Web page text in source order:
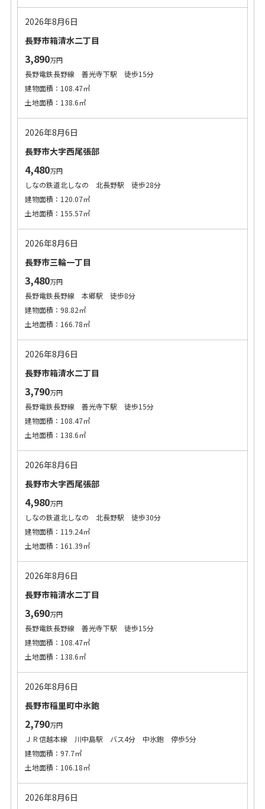
2026年8月6日
長野市箱清水二丁目
3,890万円
長野電鉄長野線 善光寺下駅 徒歩15分
建物面積：108.47㎡
土地面積：138.6㎡
2026年8月6日
長野市大字西尾張部
4,480万円
しなの鉄道北しなの 北長野駅 徒歩28分
建物面積：120.07㎡
土地面積：155.57㎡
2026年8月6日
長野市三輪一丁目
3,480万円
長野電鉄長野線 本郷駅 徒歩8分
建物面積：98.82㎡
土地面積：166.78㎡
2026年8月6日
長野市箱清水二丁目
3,790万円
長野電鉄長野線 善光寺下駅 徒歩15分
建物面積：108.47㎡
土地面積：138.6㎡
2026年8月6日
長野市大字西尾張部
4,980万円
しなの鉄道北しなの 北長野駅 徒歩30分
建物面積：119.24㎡
土地面積：161.39㎡
2026年8月6日
長野市箱清水二丁目
3,690万円
長野電鉄長野線 善光寺下駅 徒歩15分
建物面積：108.47㎡
土地面積：138.6㎡
2026年8月6日
長野市稲里町中氷鉋
2,790万円
ＪＲ信越本線 川中島駅 バス4分 中氷鉋 停歩5分
建物面積：97.7㎡
土地面積：106.18㎡
2026年8月6日